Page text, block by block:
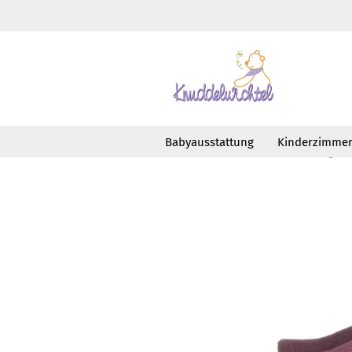
Babyausstattung Kinderzimmer